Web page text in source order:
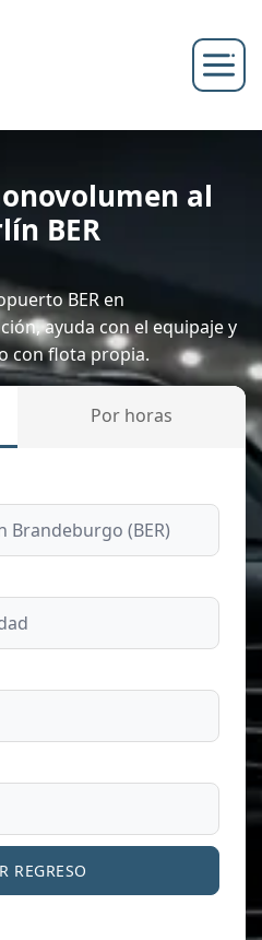
al
BER
BER en
ayuda con el equipaje y
con flota propia.
Por horas
REGRESO